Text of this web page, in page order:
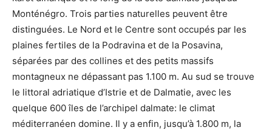
Monténégro. Trois parties naturelles peuvent être
distinguées. Le Nord et le Centre sont occupés par les
plaines fertiles de la Podravina et de la Posavina,
séparées par des collines et des petits massifs
montagneux ne dépassant pas 1.100 m. Au sud se trouve
le littoral adriatique d’Istrie et de Dalmatie, avec les
quelque 600 îles de l’archipel dalmate: le climat
méditerranéen domine. Il y a enfin, jusqu’à 1.800 m, la